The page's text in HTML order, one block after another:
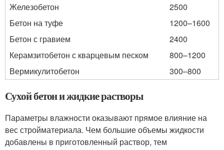
Железобетон
2500
Бетон на туфе
1200–1600
Бетон с гравием
2400
Керамзитобетон с кварцевым песком
800–1200
Вермикулитобетон
300–800
Сухой бетон и жидкие растворы
Параметры влажности оказывают прямое влияние на
вес стройматериала. Чем большие объемы жидкости
добавлены в приготовленный раствор, тем